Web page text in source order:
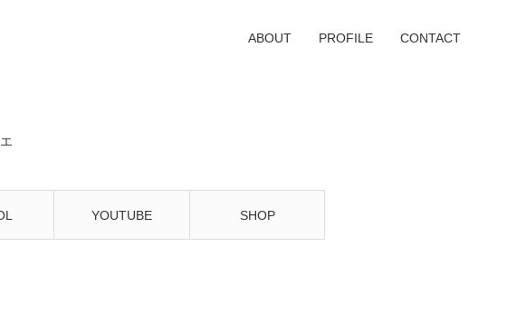
YOUTUBE SHOP
ABOUT PROFILE CONTACT